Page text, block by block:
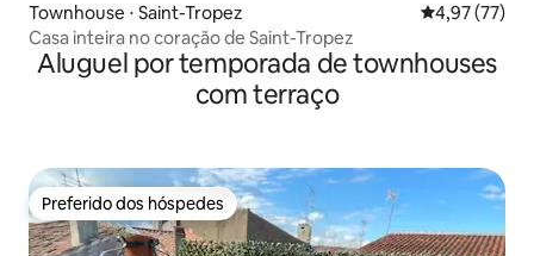
Townhouse ⋅ Saint-Tropez 4,97 de uma
4,97 (77)
Casa inteira no coração de Saint-Tropez
Aluguel por temporada de townhouses
com terraço
Preferido dos hóspedes
Preferido dos hóspedes